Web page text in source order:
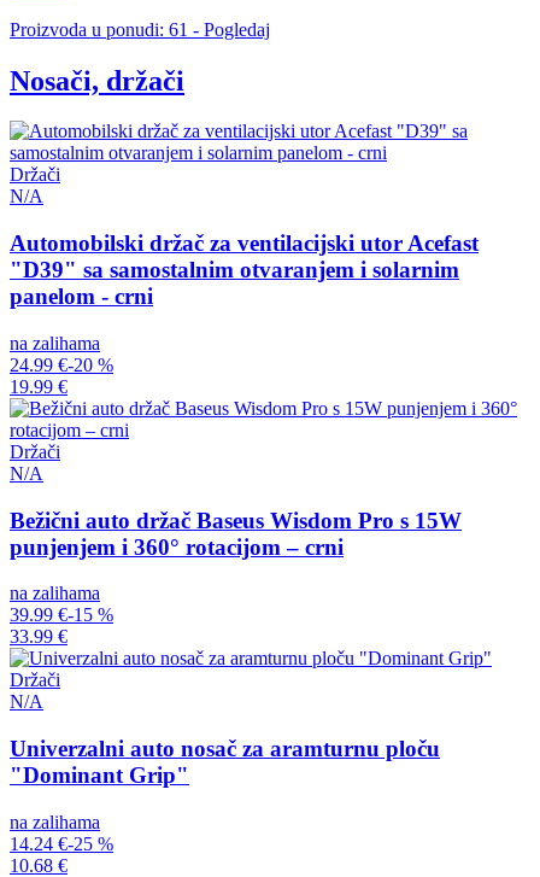
Proizvoda u ponudi: 61 - Pogledaj
Nosači, držači
Držači
N/A
Automobilski držač za ventilacijski utor Acefast
"D39" sa samostalnim otvaranjem i solarnim
panelom - crni
na zalihama
24.99 €-20 %
19.99 €
Držači
N/A
Bežični auto držač Baseus Wisdom Pro s 15W
punjenjem i 360° rotacijom – crni
na zalihama
39.99 €-15 %
33.99 €
Držači
N/A
Univerzalni auto nosač za aramturnu ploču
"Dominant Grip"
na zalihama
14.24 €-25 %
10.68 €